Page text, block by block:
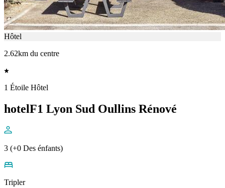
Hôtel
2.62km du centre
1 Étoile Hôtel
hotelF1 Lyon Sud Oullins Rénové
3 (+0 Des énfants)
Tripler